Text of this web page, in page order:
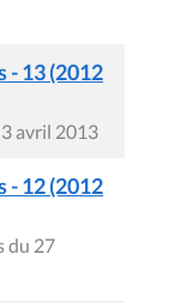
- 13 (2012
avril 2013
- 12 (2012
du 27